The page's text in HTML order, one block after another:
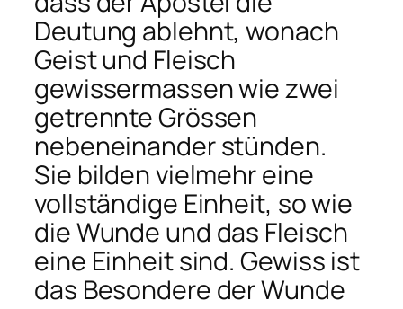
Deutung ablehnt, wonach
Geist und Fleisch
gewissermassen wie zwei
getrennte Grössen
nebeneinander stünden.
Sie bilden vielmehr eine
vollständige Einheit, so wie
die Wunde und das Fleisch
eine Einheit sind. Gewiss ist
das Besondere der Wunde